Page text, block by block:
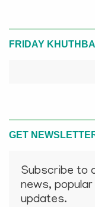
FRIDAY
GET
Subscribe to
news,
updates.